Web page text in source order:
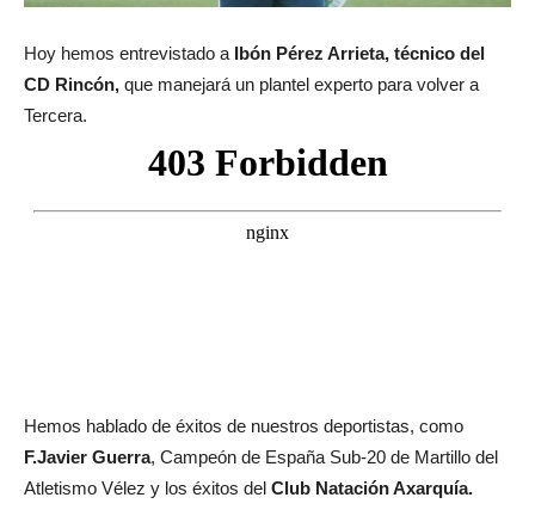
Hoy hemos entrevistado a Ibón Pérez Arrieta, técnico del
CD Rincón, que manejará un plantel experto para volver a
Tercera.
Hemos hablado de éxitos de nuestros deportistas, como
F.Javier Guerra, Campeón de España Sub-20 de Martillo del
Atletismo Vélez y los éxitos del Club Natación Axarquía.